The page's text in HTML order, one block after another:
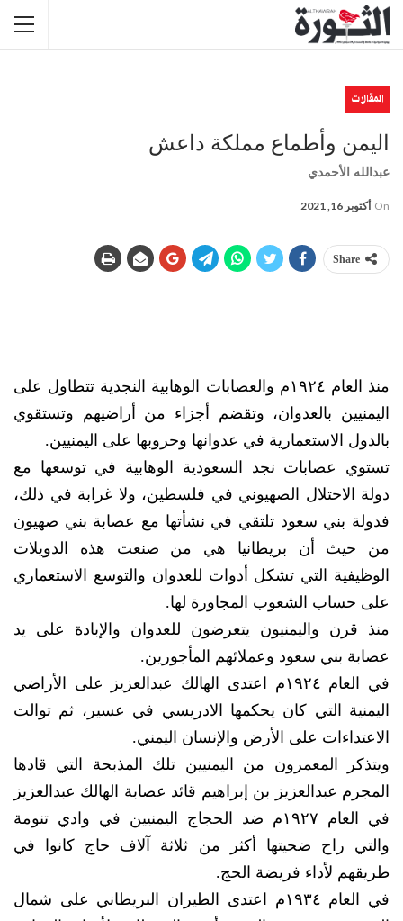
المقالات
اليمن وأطماع مملكة داعش
عبدالله الأحمدي
On أكتوبر 16, 2021
Share
منذ العام ١٩٢٤م والعصابات الوهابية النجدية تتطاول على
اليمنيين بالعدوان، وتقضم أجزاء من أراضيهم وتستقوي
بالدول الاستعمارية في عدوانها وحروبها على اليمنيين.
تستوي عصابات نجد السعودية الوهابية في توسعها مع
دولة الاحتلال الصهيوني في فلسطين، ولا غرابة في ذلك،
فدولة بني سعود تلتقي في نشأتها مع عصابة بني صهيون
من حيث أن بريطانيا هي من صنعت هذه الدويلات
الوظيفية التي تشكل أدوات للعدوان والتوسع الاستعماري
على حساب الشعوب المجاورة لها.
منذ قرن واليمنيون يتعرضون للعدوان والإبادة على يد
عصابة بني سعود وعملائهم المأجورين.
في العام ١٩٢٤م اعتدى الهالك عبدالعزيز على الأراضي
اليمنية التي كان يحكمها الادريسي في عسير، ثم توالت
الاعتداءات على الأرض والإنسان اليمني.
ويتذكر المعمرون من اليمنيين تلك المذبحة التي قادها
المجرم عبدالعزيز بن إبراهيم قائد عصابة الهالك عبدالعزيز
في العام ١٩٢٧م ضد الحجاج اليمنيين في وادي تنومة
والتي راح ضحيتها أكثر من ثلاثة آلاف حاج كانوا في
طريقهم لأداء فريضة الحج.
في العام ١٩٣٤م اعتدى الطيران البريطاني على شمال